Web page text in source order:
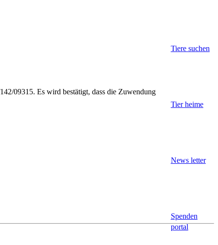
Tiere suchen
Tier heime
News letter
Spenden
portal
09315. Es wird bestätigt, dass die Zuwendung